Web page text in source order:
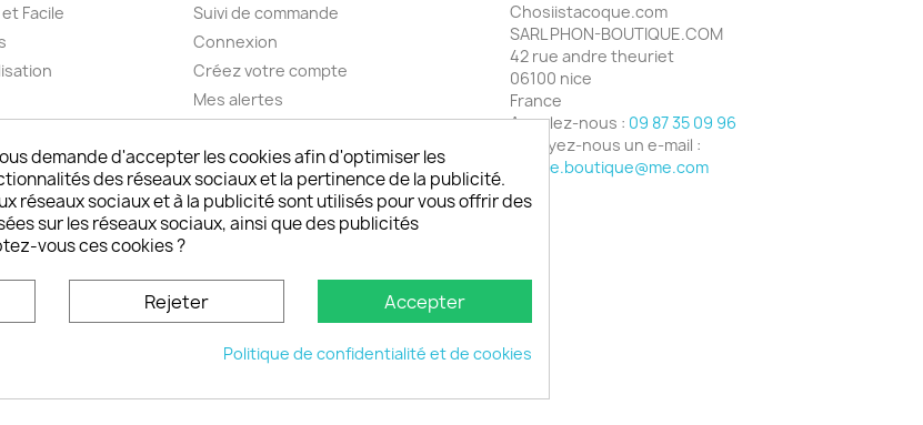
Facile
et outremer
son
Suivi de commande
Connexion
Créez votre compte
Mes alertes
Chosiistacoque.com
SARL PHON-BOUTIQUE.COM
42 rue andre theuriet
06100 nice
France
Appelez-nous : 09 87 35 09 96
Envoyez-nous un e-mail :
phone.boutique@me.com
© 2026 - choisistacoque.com
demande d'accepter les cookies afin d'optimiser les
des réseaux sociaux et la pertinence de la publicité.
réseaux sociaux et à la publicité sont utilisés pour vous offrir des
sur les réseaux sociaux, ainsi que des publicités
vous ces cookies ?
Rejeter Accepter
Politique de confidentialité et de cookies